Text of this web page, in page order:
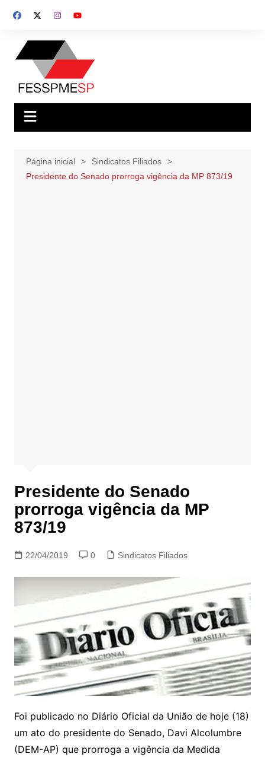
para
conteúdo
Página inicial
Sindicatos Filiados
Presidente do Senado prorroga vigência da MP 873/19
Presidente do Senado
prorroga vigência da MP
873/19
22/04/2019 0 Sindicatos Filiados
Foi publicado no Diário Oficial da União de hoje (18)
um ato do presidente do Senado, Davi Alcolumbre
(DEM-AP) que prorroga a vigência da Medida